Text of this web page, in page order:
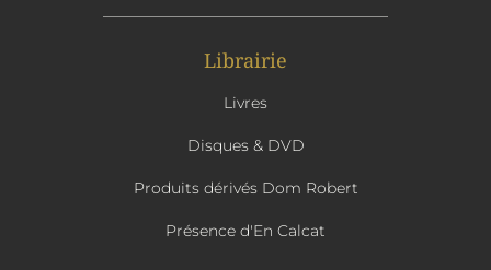
Librairie
Livres
Disques & DVD
Produits dérivés Dom Robert
Présence d'En Calcat